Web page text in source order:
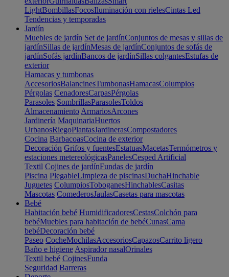
LightBombillasFocosIluminación con rielesCintas Led
Tendencias y temporadas
Jardín
Muebles de jardín Set de jardínConjuntos de mesas y sillas de
jardínSillas de jardínMesas de jardínConjuntos de sofás de
jardínSofás jardínBancos de jardínSillas colgantesEstufas de
exterior
Hamacas y tumbonas
AccesoriosBalancinesTumbonasHamacasColumpios
Pérgolas CenadoresCarpasPérgolas
Parasoles SombrillasParasolesToldos
Almacenamiento ArmariosArcones
Jardinería MaquinariaHuertos
UrbanosRiegoPlantasJardinerasCompostadores
Cocina BarbacoasCocina de exterior
Decoración Grifos y fuentesEstatuasMacetasTermómetros y
estaciones metereológicasPanelesCesped Artificial
Textil Cojines de jardínFundas de jardín
Piscina PlegableLimpieza de piscinasDuchaHinchable
Juguetes ColumpiosToboganesHinchablesCasitas
Mascotas ComederosJaulasCasetas para mascotas
Bebé
Habitación bebé HumidificadoresCestasColchón para
bebéMuebles para habitación de bebéCunasCama
bebéDecoración bebé
Paseo CocheMochilasAccesoriosCapazosCarrito ligero
Baño e higiene Aspirador nasalOrinales
Textil bebé CojinesFunda
Seguridad Barreras